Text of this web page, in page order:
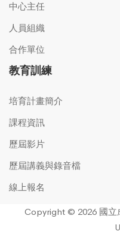
中心主任
人員組織
合作單位
教育訓練
培育計畫簡介
課程資訊
歷屆影片
歷屆講義與錄音檔
線上報名
Copyright © 2026 國立